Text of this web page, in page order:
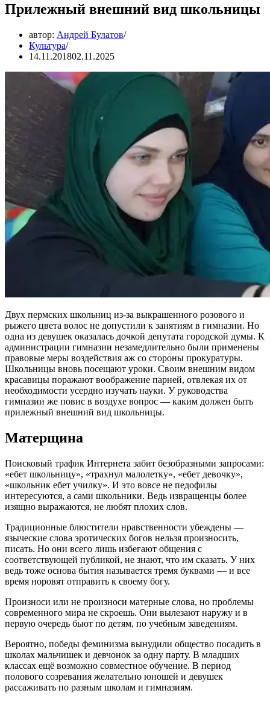
Прилежный внешний вид школьницы
автор: Андрей Булатов
Культура
14.11.201802.11.2025
Двух пермских школьниц из-за выкрашенного розового и
рыжего цвета волос не допустили к занятиям в гимназии. Но
одна из девушек оказалась дочкой депутата городской думы. К
администрации гимназии незамедлительно были применены
правовые меры воздействия аж со стороны прокуратуры.
Школьницы вновь посещают уроки. Своим внешним видом
красавицы поражают воображение парней, отвлекая их от
необходимости усердно изучать науки. У руководства
гимназии же повис в воздухе вопрос — каким должен быть
прилежный внешний вид школьницы.
Матерщина
Поисковый трафик Интернета забит безобразными запросами:
«ебет школьницу», «трахнул малолетку», «ебет девочку»,
«школьник ебет училку». И это вовсе не педофилы
интересуются, а сами школьники. Ведь извращенцы более
изящно выражаются, не любят плохих слов.
Традиционные блюстители нравственности убеждены —
языческие слова эротических богов нельзя произносить,
писать. Но они всего лишь избегают общения с
соответствующей публикой, не знают, что им сказать. У них
ведь тоже основа бытия называется тремя буквами — и все
время норовят отправить к своему богу.
Произноси или не произноси матерные слова, но проблемы
современного мира не скроешь. Они вылезают наружу и в
первую очередь бьют по детям, по учебным заведениям.
Вероятно, победы феминизма вынудили общество посадить в
школах мальчишек и девчонок за одну парту. В младших
классах ещё возможно совместное обучение. В период
полового созревания желательно юношей и девушек
рассаживать по разным школам и гимназиям.